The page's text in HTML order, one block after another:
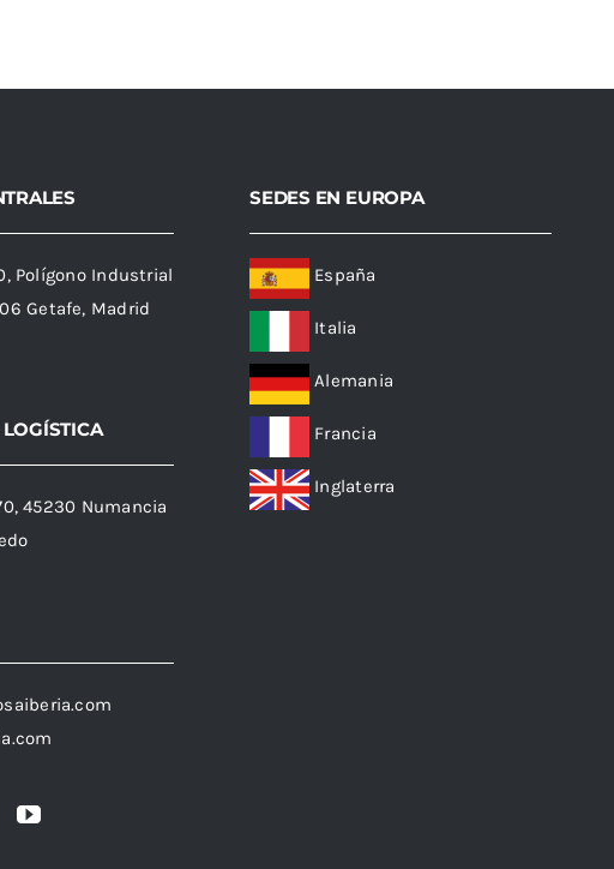
Polígono Industrial
Getafe, Madrid
45230 Numancia
SEDES EN EUROPA
España
Italia
Alemania
Francia
Inglaterra